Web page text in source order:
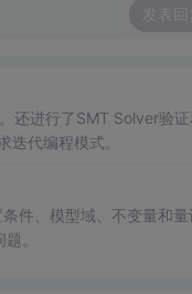
发表回
还进行了SMT Solver验证
代编程模式。
件、模型域、不变量和量
。